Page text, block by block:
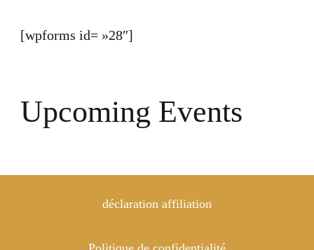
[wpforms id= »28″]
Upcoming Events
déclaration affiliation